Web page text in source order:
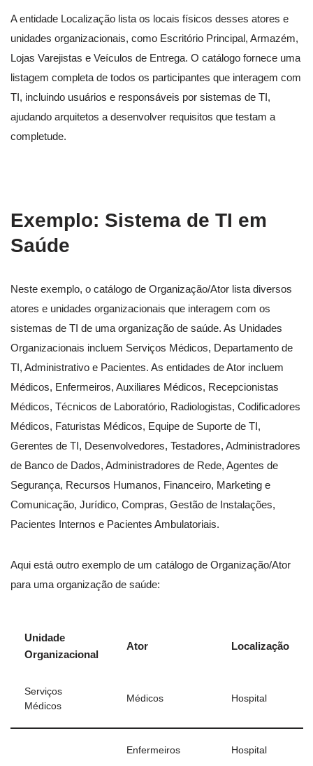
A entidade Localização lista os locais físicos desses atores e
unidades organizacionais, como Escritório Principal, Armazém,
Lojas Varejistas e Veículos de Entrega. O catálogo fornece uma
listagem completa de todos os participantes que interagem com
TI, incluindo usuários e responsáveis por sistemas de TI,
ajudando arquitetos a desenvolver requisitos que testam a
completude.
Exemplo: Sistema de TI em
Saúde
Neste exemplo, o catálogo de Organização/Ator lista diversos
atores e unidades organizacionais que interagem com os
sistemas de TI de uma organização de saúde. As Unidades
Organizacionais incluem Serviços Médicos, Departamento de
TI, Administrativo e Pacientes. As entidades de Ator incluem
Médicos, Enfermeiros, Auxiliares Médicos, Recepcionistas
Médicos, Técnicos de Laboratório, Radiologistas, Codificadores
Médicos, Faturistas Médicos, Equipe de Suporte de TI,
Gerentes de TI, Desenvolvedores, Testadores, Administradores
de Banco de Dados, Administradores de Rede, Agentes de
Segurança, Recursos Humanos, Financeiro, Marketing e
Comunicação, Jurídico, Compras, Gestão de Instalações,
Pacientes Internos e Pacientes Ambulatoriais.
Aqui está outro exemplo de um catálogo de Organização/Ator
para uma organização de saúde:
Unidade
Organizacional
Ator Localização
Serviços
Médicos
Médicos Hospital
Enfermeiros Hospital